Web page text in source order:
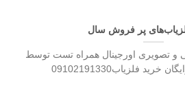
پر فروش سال
و تصویری اورجینال همراه تست توسط
فلزیاب09102191330